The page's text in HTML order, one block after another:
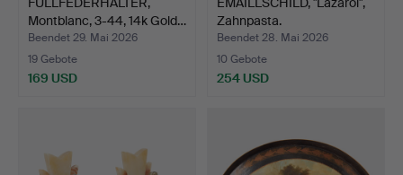
Montblanc, 3-44, 14k Gold…
Beendet 29. Mai 2026
19 Gebote
169 USD
Zahnpasta.
Beendet 28. Mai 2026
10 Gebote
254 USD